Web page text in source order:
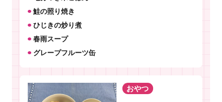
鮭の照り焼き
ひじきの炒り煮
春雨スープ
グレープフルーツ缶
おやつ